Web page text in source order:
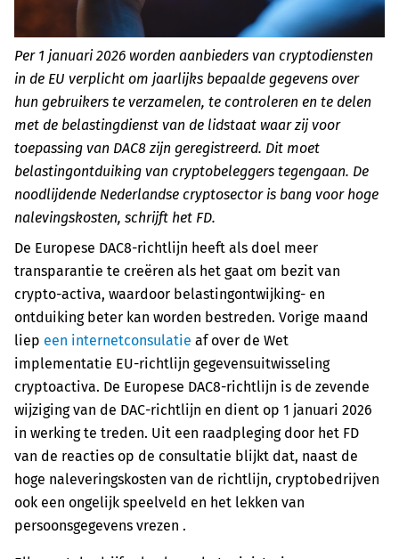
Per 1 januari 2026 worden aanbieders van cryptodiensten
in de EU verplicht om jaarlijks bepaalde gegevens over
hun gebruikers te verzamelen, te controleren en te delen
met de belastingdienst van de lidstaat waar zij voor
toepassing van DAC8 zijn geregistreerd. Dit moet
belastingontduiking van cryptobeleggers tegengaan. De
noodlijdende Nederlandse cryptosector is bang voor hoge
nalevingskosten, schrijft het FD.
De Europese DAC8-richtlijn heeft als doel meer
transparantie te creëren als het gaat om bezit van
crypto-activa, waardoor belastingontwijking- en
ontduiking beter kan worden bestreden. Vorige maand
liep een internetconsulatie af over de Wet
implementatie EU-richtlijn gegevensuitwisseling
cryptoactiva. De Europese DAC8-richtlijn is de zevende
wijziging van de DAC-richtlijn en dient op 1 januari 2026
in werking te treden. Uit een raadpleging door het FD
van de reacties op de consultatie blijkt dat, naast de
hoge naleveringskosten van de richtlijn, cryptobedrijven
ook een ongelijk speelveld en het lekken van
persoonsgegevens vrezen .